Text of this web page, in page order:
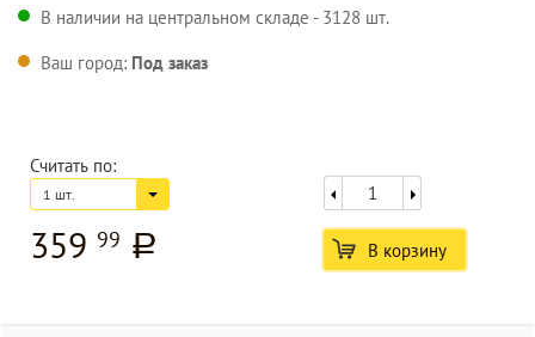
В наличии на центральном складе - 3128 шт.
Ваш город: Под заказ
Считать по:
1 шт.
359 99 a В корзину